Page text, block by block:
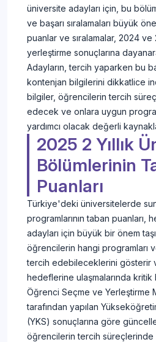
üniversite adayları için, bu
ve başarı sıralamaları büyük
puanlar ve sıralamalar, 2024 ve
yerleştirme sonuçlarına
Adayların, tercih yaparken bu
kontenjan bilgilerini dikkatlice
bilgiler, öğrencilerin tercih
edecek ve onlara uygun
yardımcı olacak değerli
2025 2 Yıllık
Bölümlerinin
Puanları
Türkiye'deki üniversitelerde
programlarının taban puanları,
adayları için büyük bir önem
öğrencilerin hangi programları
tercih edebileceklerini gösterir
hedeflerine ulaşmalarında kritik
Öğrenci Seçme ve Yerleştirme
tarafından yapılan
(YKS) sonuçlarına göre
öğrencilerin tercih